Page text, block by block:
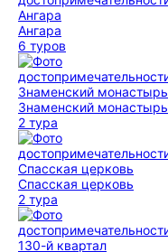
Ангара
6 туров
Знаменский монастырь
2 тура
Спасская церковь
2 тура